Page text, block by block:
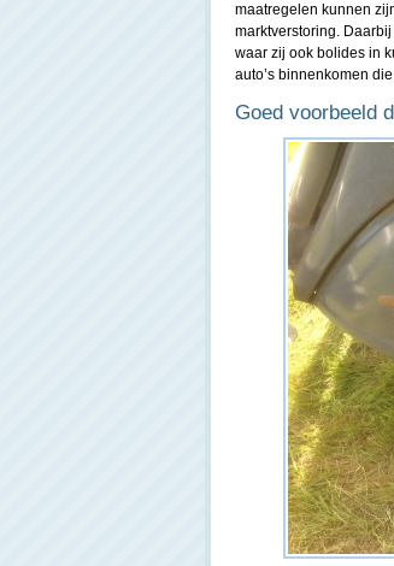
maatregelen kunnen
marktverstoring.
waar zij ook bolides in
auto’s binnenkomen
Goed voorbeeld